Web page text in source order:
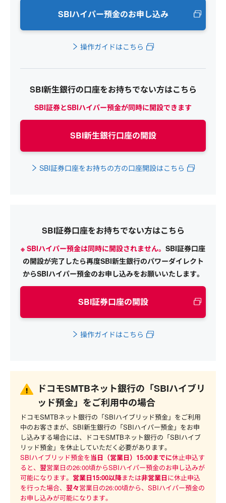
SBIハイパー預金のお申し込み
操作ガイドはこちら
SBI新生銀行の口座をお持ちでない方はこちら
SBI証券とSBIハイパー預金が同時に開設できます
SBI新生銀行口座の開設
SBI証券口座をお持ちの方の口座開設はこちら
SBI証券口座をお持ちでない方はこちら
※ SBIハイパー預金は同時に開設されません。 SBI証券口座
の開設が完了したら再度SBI新生銀行のパワーダイレクト
からSBIハイパー預金のお申し込みをお願いいたします。
SBI証券口座の開設
操作ガイドはこちら
ドコモSMTBネット銀行の「SBIハイブリ
ッド預金」をご利用中の場合
ドコモSMTBネット銀行の「SBIハイブリッド預金」をご利用
中のお客さまが、SBI新生銀行の「SBIハイパー預金」をお申
し込みする場合には、ドコモSMTBネット銀行の「SBIハイブ
リッド預金」を休止していただく必要があります。
SBIハイブリッド預金を当日（営業日）15:00までに休止申込す
ると、 翌営業日の26:00頃からSBIハイパー預金のお申し込みが
可能になります。 営業日15:00以降または非営業日に休止申込
を行った場合、 翌々営業日の26:00頃から、SBIハイパー預金の
お申し込みが可能になります。